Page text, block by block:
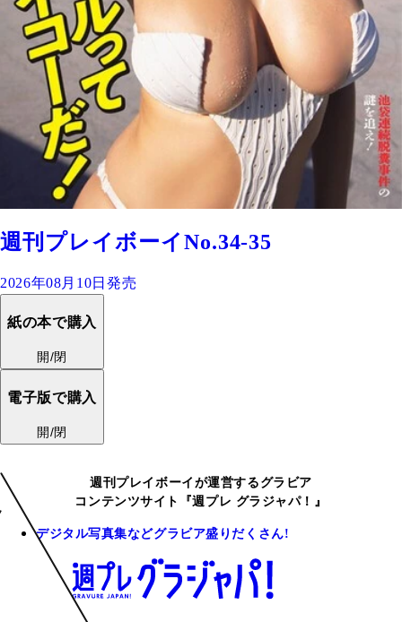
週刊プレイボーイNo.34-35
2026年08月10日発売
紙の本で購入
開/閉
電子版で購入
開/閉
週刊プレイボーイが運営するグラビア
コンテンツサイト『週プレ グラジャパ！』
デジタル写真集などグラビア盛りだくさん!